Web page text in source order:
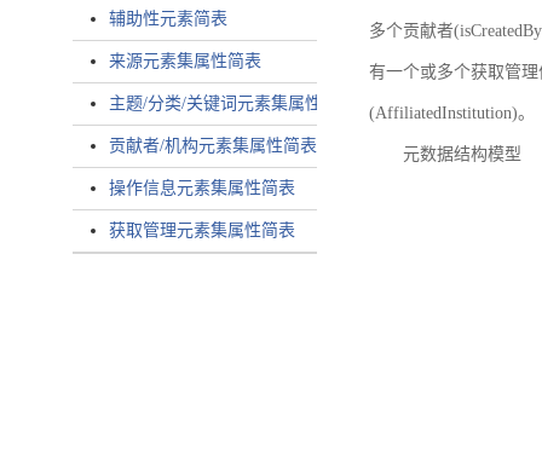
辅助性元素简表
来源元素集属性简表
主题/分类/关键词元素集属性简表
贡献者/机构元素集属性简表
操作信息元素集属性简表
获取管理元素集属性简表
多个贡献者
有一个或多个获取管理
(AffiliatedInstitution)。
元数据结构模型